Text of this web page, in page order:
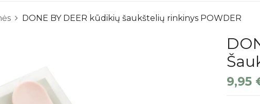
DONE BY DEER kūdikių šaukštelių rinkinys POWDER
9,95